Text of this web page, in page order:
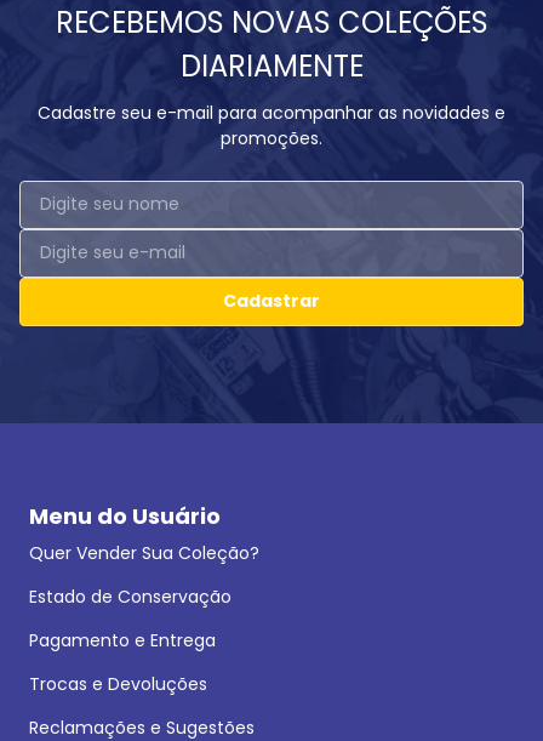
RECEBEMOS NOVAS COLEÇÕES
DIARIAMENTE
Cadastre seu e-mail para acompanhar as novidades e
promoções.
Cadastrar
Menu do Usuário
Quer Vender Sua Coleção?
Estado de Conservação
Pagamento e Entrega
Trocas e Devoluções
Reclamações e Sugestões